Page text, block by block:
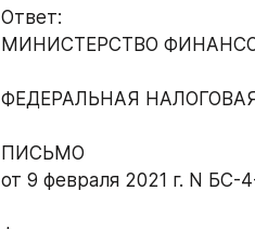
Ответ:
МИНИСТЕРСТВО
ФЕДЕРАЛЬНАЯ
ПИСЬМО
от 9 февраля 2021 г. N БС-